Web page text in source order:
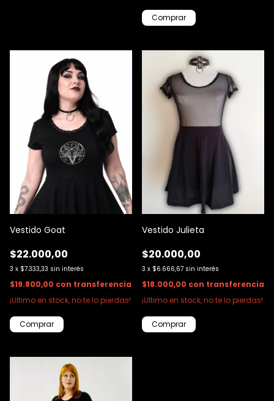
Comprar
Vestido Goat
$22.000,00
3 x $7.333,33 sin interés
$19.800,00 con transferencia
¡Ultimo en stock, no te lo pierdas!
Comprar
Vestido Julieta
$20.000,00
3 x $6.666,67 sin interés
$18.000,00 con transferencia
¡Ultimo en stock, no te lo pierdas!
Comprar